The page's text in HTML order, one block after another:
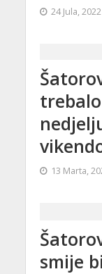
24 Jula, 2022
13 Marta,
smije